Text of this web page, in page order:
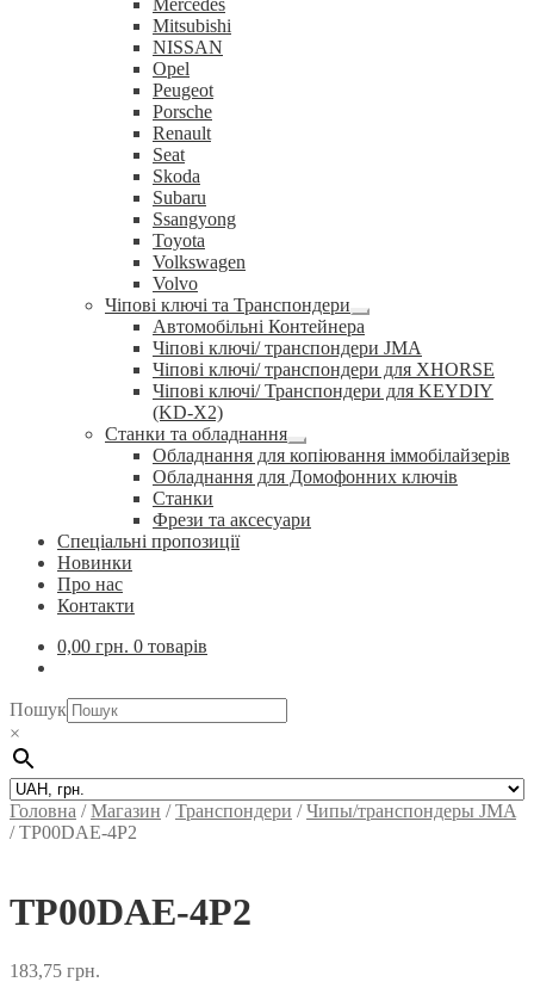
Mercedes
Mitsubishi
NISSAN
Opel
Peugeot
Porsche
Renault
Seat
Skoda
Subaru
Ssangyong
Toyota
Volkswagen
Volvo
Чіпові ключі та Транспондери
Розгорнуте
вкладене
меню
Автомобільні Контейнера
Чіпові ключі/ транспондери JMA
Чіпові ключі/ транспондери для XHORSE
Чіпові ключі/ Транспондери для KEYDIY
(KD-X2)
Станки та обладнання
Розгорнуте
вкладене
меню
Обладнання для копіювання іммобілайзерів
Обладнання для Домофонних ключів
Станки
Фрези та аксесуари
Спеціальні пропозиції
Новинки
Про нас
Контакти
0,00 грн. 0 товарів
Пошук
×
Головна /Магазин /Транспондери /Чипы/транспондеры JMA
/TP00DAE-4P2
TP00DAE-4P2
183,75 грн.